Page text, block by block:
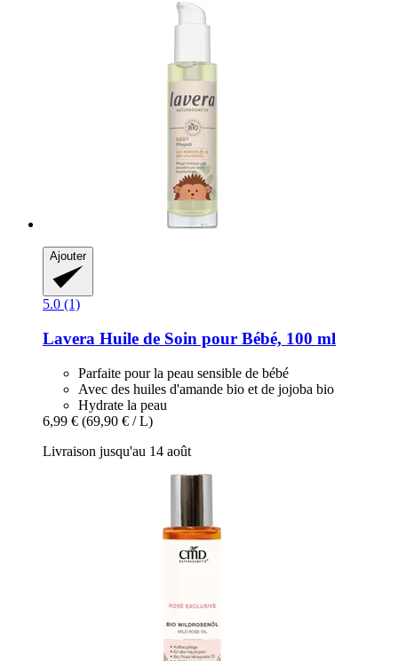
Ajouter
5.0 (1)
Lavera Huile de Soin pour Bébé, 100 ml
Parfaite pour la peau sensible de bébé
Avec des huiles d'amande bio et de jojoba bio
Hydrate la peau
6,99 € (69,90 € / L)
Livraison jusqu'au 14 août